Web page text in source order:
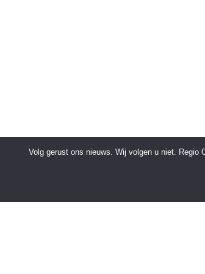
Volg gerust ons nieuws. Wij volgen u niet. Regio